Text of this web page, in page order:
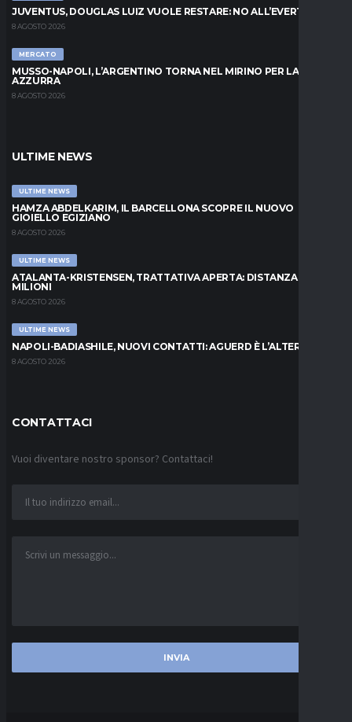
JUVENTUS, DOUGLAS LUIZ VUOLE RESTARE: NO ALL’EVERTON
8 AGOSTO 2026
MERCATO
MUSSO-NAPOLI, L’ARGENTINO TORNA NEL MIRINO PER LA PORTA
AZZURRA
8 AGOSTO 2026
ULTIME NEWS
ULTIME NEWS
HAMZA ABDELKARIM, IL BARCELLONA SCOPRE IL NUOVO
GIOIELLO EGIZIANO
8 AGOSTO 2026
ULTIME NEWS
ATALANTA-KRISTENSEN, TRATTATIVA APERTA: DISTANZA DI 5
MILIONI
8 AGOSTO 2026
ULTIME NEWS
NAPOLI-BADIASHILE, NUOVI CONTATTI: AGUERD È L’ALTERNATIVA
8 AGOSTO 2026
CONTATTACI
Vuoi diventare nostro sponsor? Contattaci!